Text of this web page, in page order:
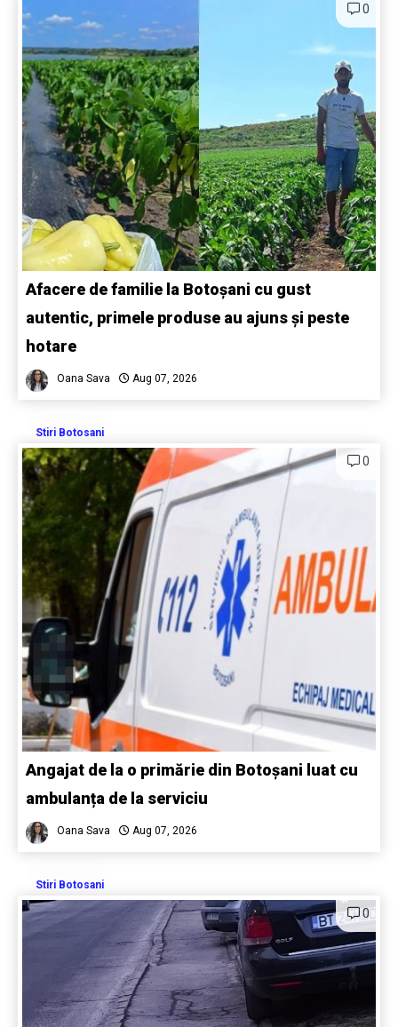
0
Afacere de familie la Botoșani cu gust
autentic, primele produse au ajuns și peste
hotare
Oana Sava Aug 07, 2026
Stiri Botosani
0
Angajat de la o primărie din Botoșani luat cu
ambulanța de la serviciu
Oana Sava Aug 07, 2026
Stiri Botosani
0